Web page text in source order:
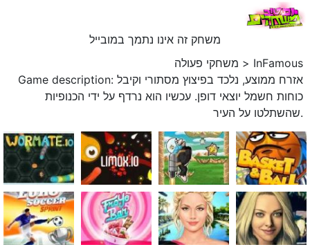
משחק זה אינו נתמך במובייל
משחקי פעולה > InFamous
Game description: אזרח ממוצע, נלכד בפיצוץ מסתורי וקיבל
כוחות חשמל יוצאי דופן. עכשיו הוא נרדף על ידי הכנופיות
שהשתלטו על העיר.